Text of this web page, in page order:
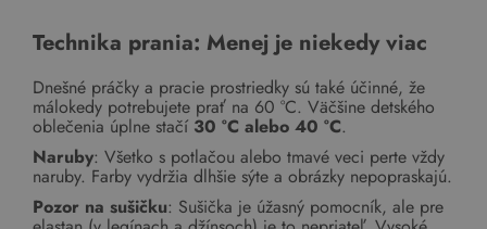
Technika prania: Menej je niekedy viac
Dnešné práčky a pracie prostriedky sú také účinné, že
málokedy potrebujete prať na 60 °C. Väčšine detského
oblečenia úplne stačí 30 °C alebo 40 °C.
Naruby: Všetko s potlačou alebo tmavé veci perte vždy
naruby. Farby vydržia dlhšie sýte a obrázky nepopraskajú.
Pozor na sušičku: Sušička je úžasný pomocník, ale pre